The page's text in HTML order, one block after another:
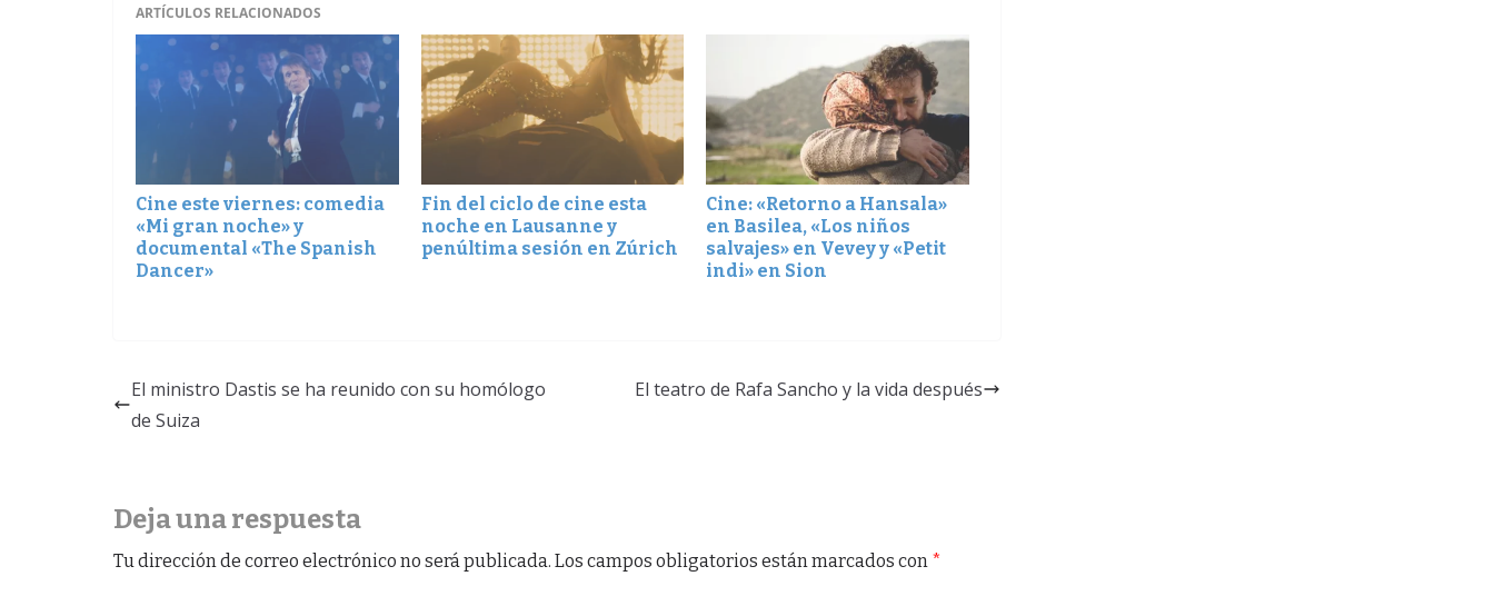
ARTÍCULOS RELACIONADOS
Cine este viernes: comedia
«Mi gran noche» y
documental «The Spanish
Dancer»
Fin del ciclo de cine esta
noche en Lausanne y
penúltima sesión en Zúrich
Cine: «Retorno a Hansala»
en Basilea, «Los niños
salvajes» en Vevey y «Petit
indi» en Sion
El ministro Dastis se ha reunido con su homólogo
de Suiza
El teatro de Rafa Sancho y la vida después
Deja una respuesta
Tu dirección de correo electrónico no será publicada. Los campos obligatorios están marcados con *